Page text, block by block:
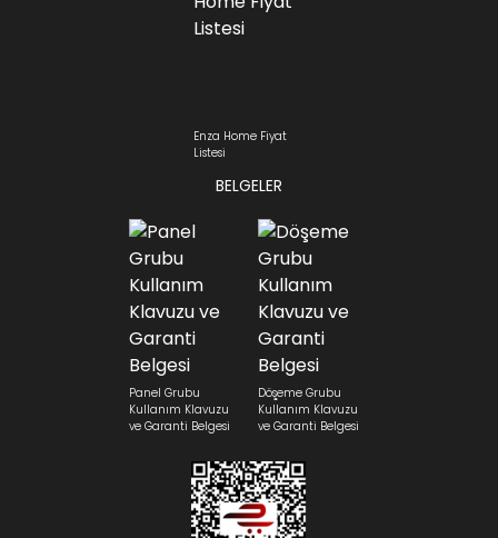
Enza Home Fiyat
Listesi
BELGELER
Panel Grubu
Kullanım Klavuzu
ve Garanti Belgesi
Döşeme Grubu
Kullanım Klavuzu
ve Garanti Belgesi